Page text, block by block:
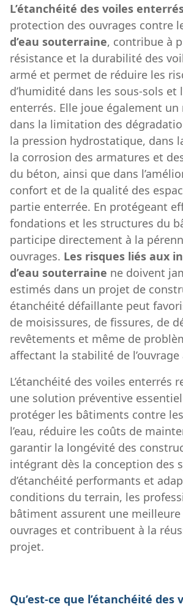
L’étanchéité des voiles
protection des ouvrages contre
d’eau souterraine, contribue à
résistance et la durabilité des
armé et permet de réduire les
d’humidité dans les sous-sols et
enterrés. Elle joue également
dans la limitation des
la pression hydrostatique, dans
la corrosion des armatures et
du béton, ainsi que dans
confort et de la qualité des
partie enterrée. En protégeant
fondations et les structures du
participe directement à la
ouvrages. Les risques liés aux
d’eau souterraine ne doivent
estimés dans un projet de
étanchéité défaillante peut
de moisissures, de fissures, de
revêtements et même de
affectant la stabilité de
L’étanchéité des voiles enterrés
une solution préventive
protéger les bâtiments contre
l’eau, réduire les coûts de
garantir la longévité des
intégrant dès la conception des
d’étanchéité performants et
conditions du terrain, les
bâtiment assurent une
ouvrages et contribuent à la
projet.
Qu’est-ce que l’étanchéité